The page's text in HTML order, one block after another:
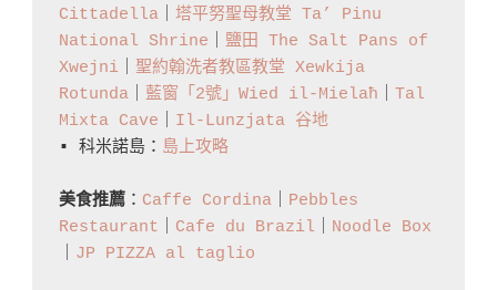
Cittadella
塔平努聖母教堂 Ta’ Pinu
National Shrine
鹽田 The Salt Pans of
Xwejni
聖約翰洗者教區教堂 Xewkija
Rotunda
藍窗「2號」Wied il-Mielaħ
Tal
Mixta Cave
Il-Lunzjata 谷地
▪️ 科米諾島： 島上攻略
美食推薦 ： Caffe Cordina
Pebbles
Restaurant
Cafe du Brazil
Noodle Box
JP PIZZA al taglio